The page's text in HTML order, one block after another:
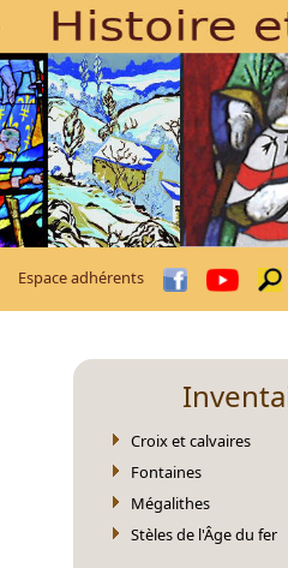
Espace adhérents
Croix et calvaires
Fontaines
Mégalithes
Stèles de l'Âge du fer